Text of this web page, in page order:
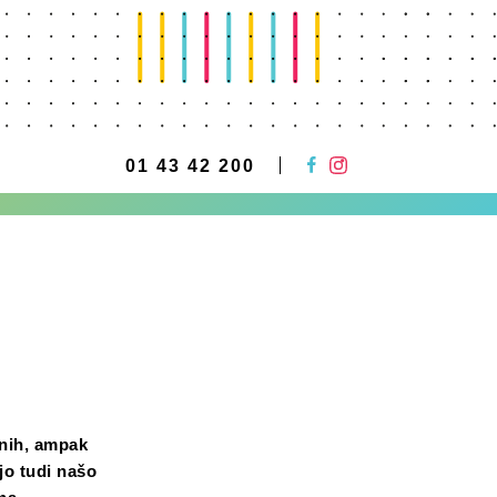
01 43 42 200
ampak
tudi našo